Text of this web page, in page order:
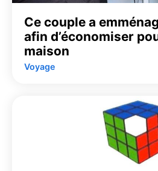
Ce couple a
afin d’économiser
maison
Voyage